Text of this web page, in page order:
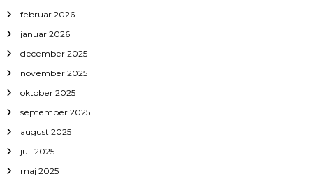
februar 2026
januar 2026
december 2025
november 2025
oktober 2025
september 2025
august 2025
juli 2025
maj 2025